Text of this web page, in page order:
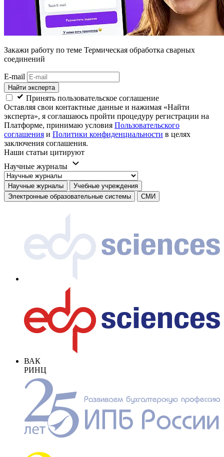
Закажи работу по теме Термическая обработка сварных
соединений
E-mail
Найти эксперта
Принять пользовательское соглашение
Оставляя свои контактные данные и нажимая «Найти
эксперта», я соглашаюсь пройти процедуру регистрации на
Платформе, принимаю условия Пользовательского
соглашения и Политики конфиденциальности в целях
заключения соглашения.
Наши статьи цитируют
Научные журналы
Научные журналы
Учебные учреждения
Электронные образовательные системы
СМИ
ВАК
РИНЦ